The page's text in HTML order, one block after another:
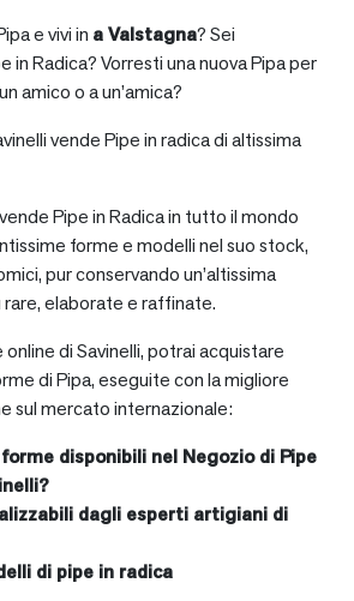
e vivi in aValstagna? Sei
in Radica? Vorresti una nuova Pipa per
amico o a un’amica?
vende Pipe in radica di altissima
Pipe in Radica in tutto il mondo
forme e modelli nel suo stock,
pur conservando un’altissima
rare, elaborate e raffinate.
di Savinelli, potrai acquistare
di Pipa, eseguite con la migliore
sul mercato internazionale:
disponibili nel Negozio di Pipe
dagli esperti artigiani di
di pipe in radica